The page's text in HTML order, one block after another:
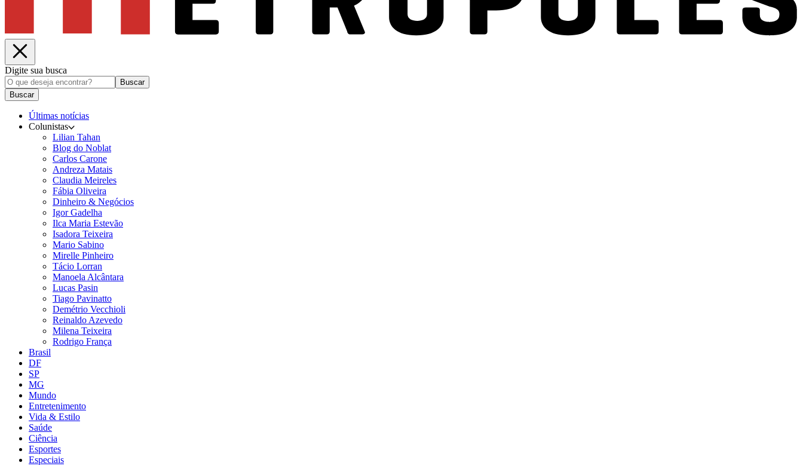
Digite sua busca
Buscar
Buscar
Últimas notícias
Colunistas
Lilian Tahan
Blog do Noblat
Carlos Carone
Andreza Matais
Claudia Meireles
Fábia Oliveira
Dinheiro & Negócios
Igor Gadelha
Ilca Maria Estevão
Isadora Teixeira
Mario Sabino
Mirelle Pinheiro
Tácio Lorran
Manoela Alcântara
Lucas Pasin
Tiago Pavinatto
Demétrio Vecchioli
Reinaldo Azevedo
Milena Teixeira
Rodrigo França
Brasil
DF
SP
MG
Mundo
Entretenimento
Vida & Estilo
Saúde
Ciência
Esportes
Especiais